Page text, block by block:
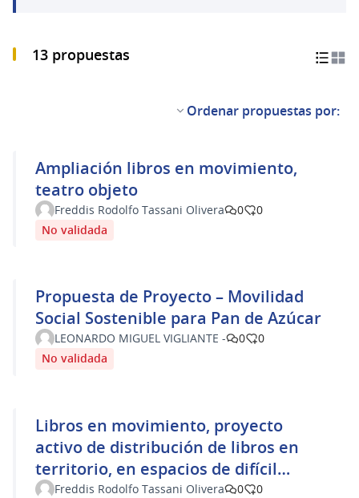
13 propuestas
Ordenar propuestas por:
Ampliación libros en movimiento,
teatro objeto
Freddis Rodolfo Tassani Olivera 0
0
No validada
Propuesta de Proyecto – Movilidad
Social Sostenible para Pan de Azúcar
LEONARDO MIGUEL VIGLIANTE - 0
0
No validada
Libros en movimiento, proyecto
activo de distribución de libros en
territorio, en espacios de difícil
acceso a productos culturales
Freddis Rodolfo Tassani Olivera 0
0